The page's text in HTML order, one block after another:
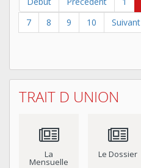
7
8 9 10 Suivant
TRAIT D UNION
La
Mensuelle
Le Dossier